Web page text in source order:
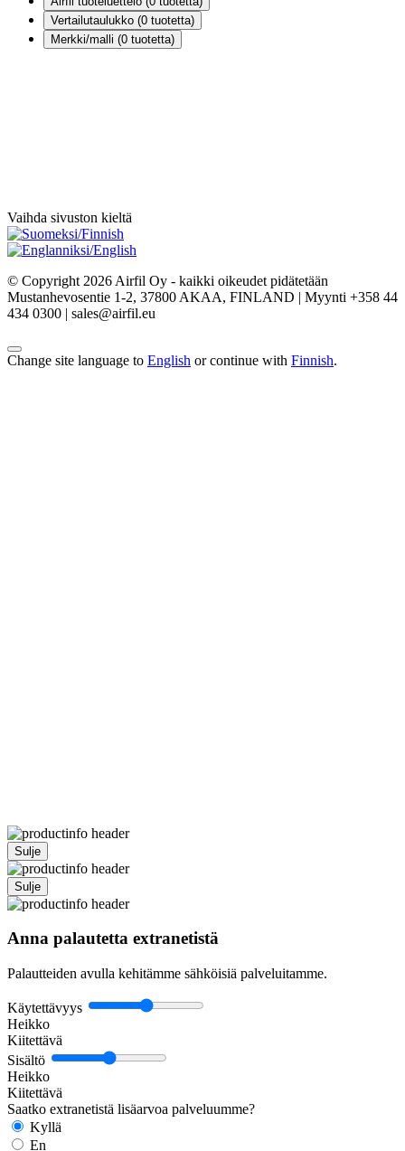
Vertailutaulukko (0 tuotetta)
Merkki/malli (0 tuotetta)
Vaihda sivuston kieltä
© Copyright 2026 Airfil Oy - kaikki oikeudet pidätetään
Mustanhevosentie 1-2, 37800 AKAA, FINLAND | Myynti +358 44
434 0300 | sales@airfil.eu
Change site language to English or continue with Finnish.
Sulje
Sulje
Anna palautetta extranetistä
Palautteiden avulla kehitämme sähköisiä palveluitamme.
Käytettävyys
Heikko
Kiitettävä
Sisältö
Heikko
Kiitettävä
Saatko extranetistä lisäarvoa palveluumme?
Kyllä
En